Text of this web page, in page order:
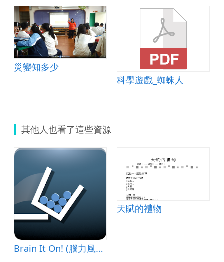
災變知多少
科學遊戲_蜘蛛人
其他人也看了這些資源
Brain It On! (腦力風暴)
天賦的禮物